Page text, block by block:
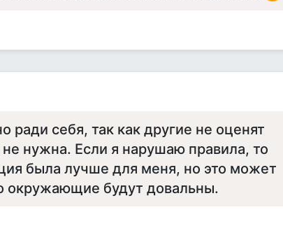
ради себя, так как другие не оценят
нужна. Если я нарушаю правила, то
была лучше для меня, но это может
окружающие будут довальны.